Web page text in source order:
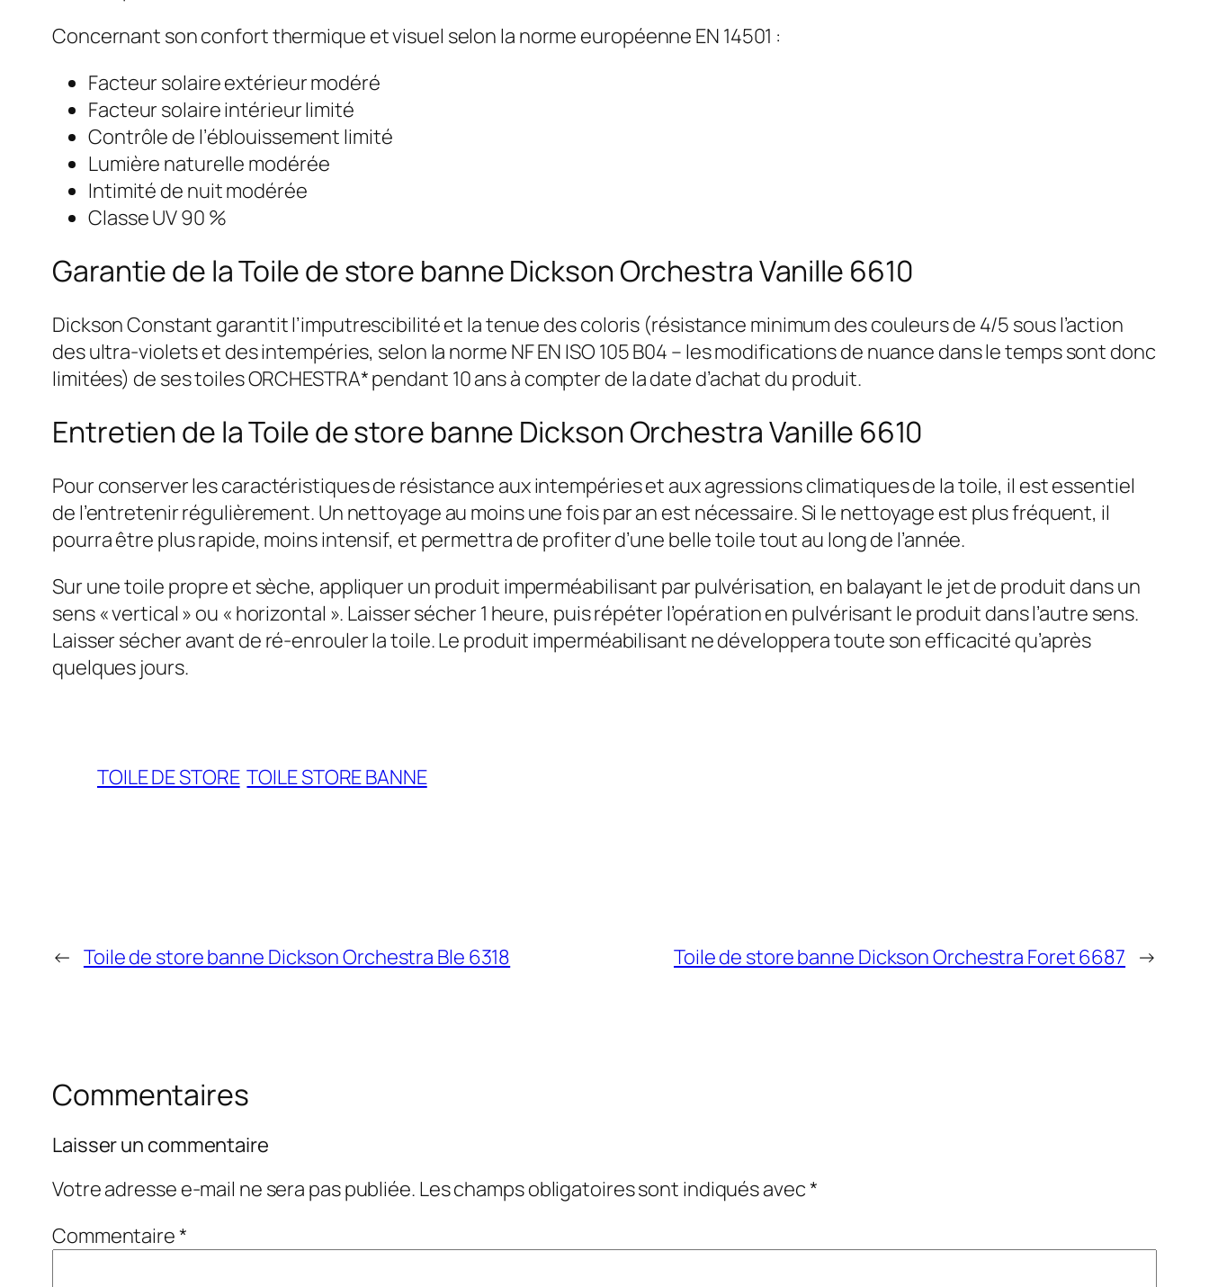
Concernant son confort thermique et visuel selon la norme européenne EN 14501 :
Facteur solaire extérieur modéré
Facteur solaire intérieur limité
Contrôle de l’éblouissement limité
Lumière naturelle modérée
Intimité de nuit modérée
Classe UV 90 %
Garantie de la Toile de store banne Dickson Orchestra Vanille 6610
Dickson Constant garantit l’imputrescibilité et la tenue des coloris (résistance minimum des couleurs de 4/5 sous l’action
des ultra-violets et des intempéries, selon la norme NF EN ISO 105 B04 – les modifications de nuance dans le temps sont donc
limitées) de ses toiles ORCHESTRA* pendant 10 ans à compter de la date d’achat du produit.
Entretien de la Toile de store banne Dickson Orchestra Vanille 6610
Pour conserver les caractéristiques de résistance aux intempéries et aux agressions climatiques de la toile, il est essentiel
de l’entretenir régulièrement. Un nettoyage au moins une fois par an est nécessaire. Si le nettoyage est plus fréquent, il
pourra être plus rapide, moins intensif, et permettra de profiter d’une belle toile tout au long de l’année.
Sur une toile propre et sèche, appliquer un produit imperméabilisant par pulvérisation, en balayant le jet de produit dans un
sens « vertical » ou « horizontal ». Laisser sécher 1 heure, puis répéter l’opération en pulvérisant le produit dans l’autre sens.
Laisser sécher avant de ré-enrouler la toile. Le produit imperméabilisant ne développera toute son efficacité qu’après
quelques jours.
TOILE DE STORE TOILE STORE BANNE
← Toile de store banne Dickson Orchestra Ble 6318 Toile de store banne Dickson Orchestra Foret 6687 →
Commentaires
Laisser un commentaire
Votre adresse e-mail ne sera pas publiée. Les champs obligatoires sont indiqués avec*
Commentaire*